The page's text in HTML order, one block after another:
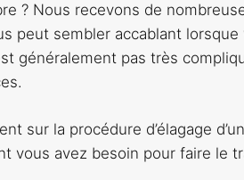
? Nous recevons de
peut sembler accablant
généralement pas très
sur la procédure d’élagage
vous avez besoin pour faire le